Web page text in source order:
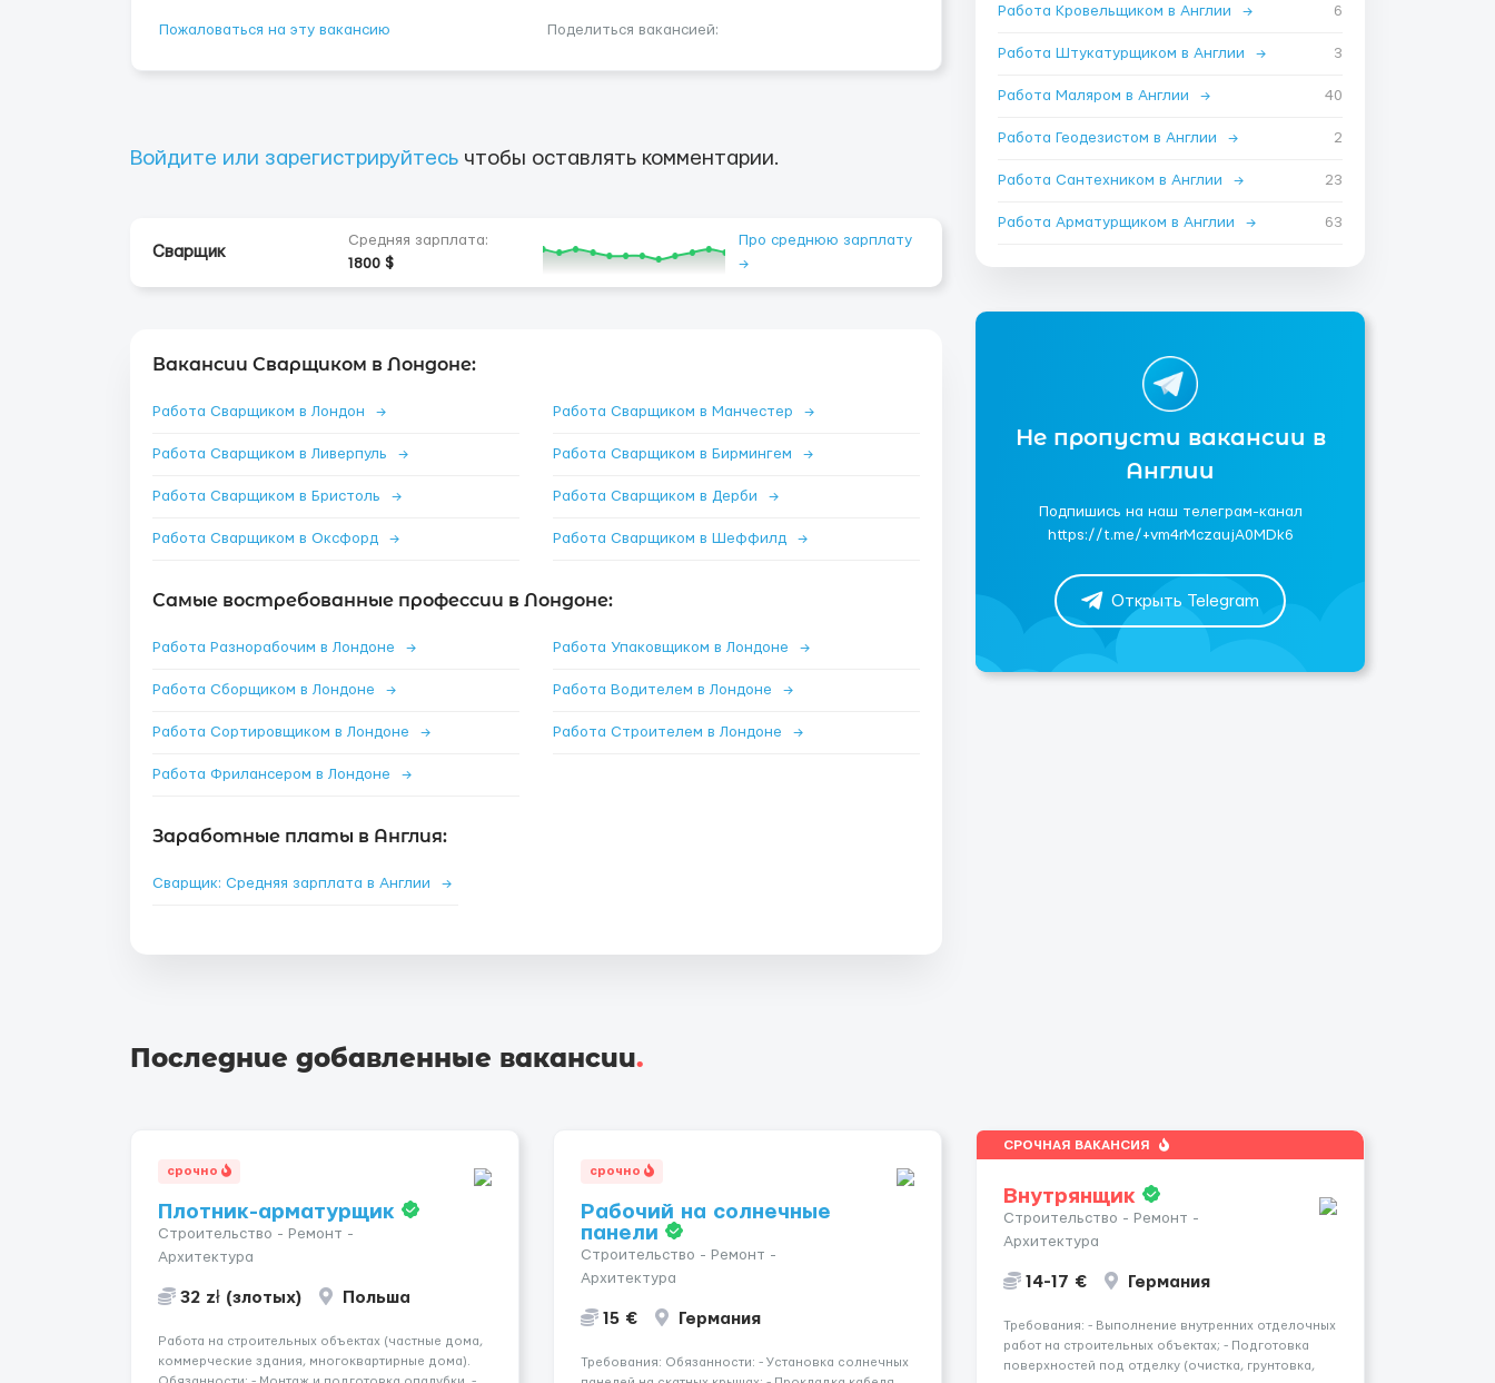
Пожаловаться на эту вакансию Поделиться вакансией:
Войдите или зарегистрируйтесь чтобы оставлять комментарии.
Сварщик
Средняя зарплата:
1800 $
Про среднюю зарплату
→
Вакансии Сварщиком в Лондоне:
Работа Сварщиком в Лондон → Работа Сварщиком в Манчестер →
Работа Сварщиком в Ливерпуль → Работа Сварщиком в Бирмингем →
Работа Сварщиком в Бристоль → Работа Сварщиком в Дерби →
Работа Сварщиком в Оксфорд → Работа Сварщиком в Шеффилд →
Самые востребованные профессии в Лондоне:
Работа Разнорабочим в Лондоне → Работа Упаковщиком в Лондоне →
Работа Сборщиком в Лондоне → Работа Водителем в Лондоне →
Работа Сортировщиком в Лондоне → Работа Строителем в Лондоне →
Работа Фрилансером в Лондоне →
Заработные платы в Англия:
Сварщик: Средняя зарплата в Англии →
Работа Кровельщиком в Англии → 6
Работа Штукатурщиком в Англии → 3
Работа Маляром в Англии → 40
Работа Геодезистом в Англии → 2
Работа Сантехником в Англии → 23
Работа Арматурщиком в Англии → 63
Не пропусти вакансии в
Англии
Подпишись на наш телеграм-канал
https://t.me/+vm4rMczaujA0MDk6
Открыть Telegram
Последние добавленные вакансии.
срочно
Плотник-арматурщик
Строительство - Ремонт -
Архитектура
32 zł (злотых) Польша
Работа на строительных объектах (частные дома,
коммерческие здания, многоквартирные дома).
срочно
Рабочий на солнечные
панели
Строительство - Ремонт -
Архитектура
15 € Германия
Требования: Обязанности: - Установка солнечных
СРОЧНАЯ ВАКАНСИЯ
Внутрянщик
Строительство - Ремонт -
Архитектура
14-17 € Германия
Требования: - Выполнение внутренних отделочных
работ на строительных объектах; - Подготовка
поверхностей под отделку (очистка, грунтовка,